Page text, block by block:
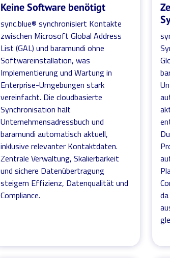
Keine Software benötigt
sync.blue® synchronisiert Kontakte
zwischen Microsoft Global Address
List (GAL) und baramundi ohne
Softwareinstallation, was
Implementierung und Wartung in
Enterprise-Umgebungen stark
vereinfacht. Die cloudbasierte
Synchronisation hält
Unternehmensadressbuch und
baramundi automatisch aktuell,
inklusive relevanter Kontaktdaten.
Zentrale Verwaltung, Skalierbarkeit
und sichere Datenübertragung
steigern Effizienz, Datenqualität und
Compliance.